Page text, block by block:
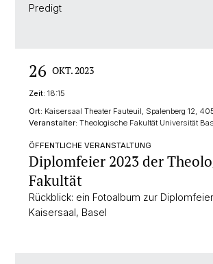
Predigt
26 OKT. 2023
Zeit: 18:15
Ort: Kaisersaal Theater Fauteuil, Spalenberg 12,
Veranstalter: Theologische Fakultät Universität
ÖFFENTLICHE VERANSTALTUNG
Diplomfeier 2023 der
Fakultät
Rückblick: ein Fotoalbum zur
Kaisersaal, Basel